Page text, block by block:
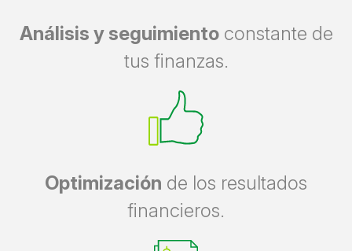
Análisis y seguimientoconstante de
tus finanzas.
Optimización de los resultados
financieros.